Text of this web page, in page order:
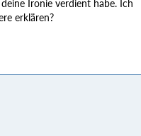
Ironie verdient habe. Ich
erklären?